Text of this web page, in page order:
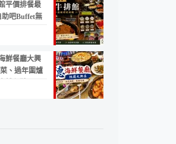
平價排餐最
助吧Buffet無
鮮餐廳大興
、過年圍爐